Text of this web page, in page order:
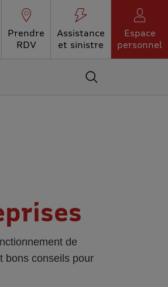
Prendre
RDV
Assistance
et sinistre
Espace
personnel
Accédez au moteur
de
bons conseils pour